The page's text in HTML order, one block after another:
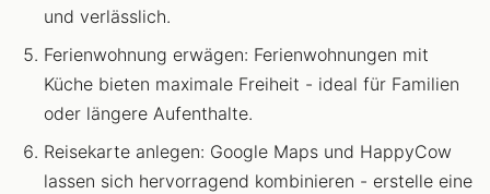
und verlässlich.
Ferienwohnung erwägen: Ferienwohnungen mit
Küche bieten maximale Freiheit - ideal für Familien
oder längere Aufenthalte.
Reisekarte anlegen: Google Maps und HappyCow
lassen sich hervorragend kombinieren - erstelle eine